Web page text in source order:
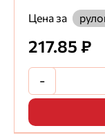
Цена за
217.85 ₽
-